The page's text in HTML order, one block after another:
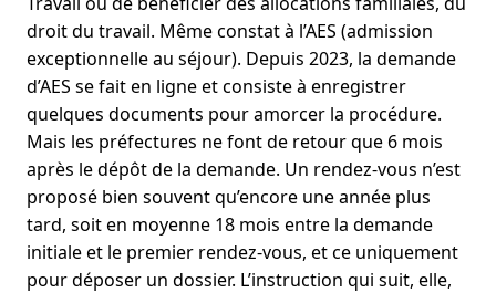
droit du travail. Même constat à l’AES (admission
exceptionnelle au séjour). Depuis 2023, la demande
d’AES se fait en ligne et consiste à enregistrer
quelques documents pour amorcer la procédure.
Mais les préfectures ne font de retour que 6 mois
après le dépôt de la demande. Un rendez-vous n’est
proposé bien souvent qu’encore une année plus
tard, soit en moyenne 18 mois entre la demande
initiale et le premier rendez-vous, et ce uniquement
pour déposer un dossier. L’instruction qui suit, elle,